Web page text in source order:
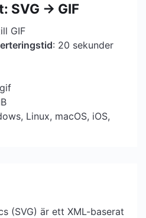
SVG → GIF
GIF
: 20 sekunder
Linux, macOS, iOS,
(SVG) är ett XML-baserat